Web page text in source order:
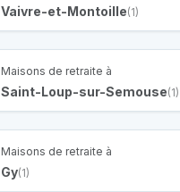
Vaivre-et-Montoille(1)
Maisons de retraite à
Saint-Loup-sur-Semouse(1)
Maisons de retraite à
Gy(1)